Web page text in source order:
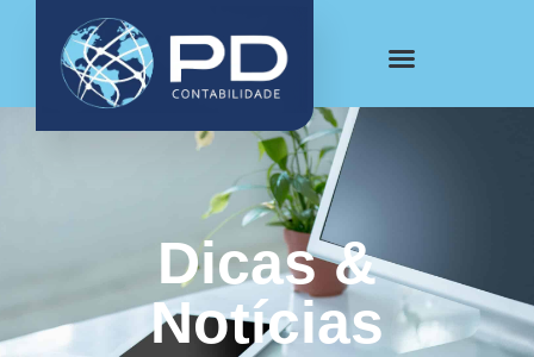
Dicas &
Notícias